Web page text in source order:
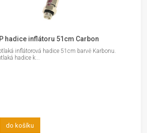
hadice inflátoru 51cm Carbon
inflátorová hadice 51cm barvě Karbonu.
hadice k...
do košíku